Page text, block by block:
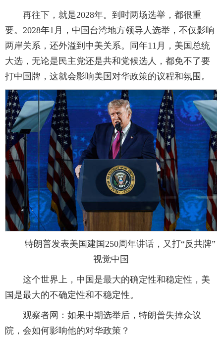
再往下，就是2028年。到时两场选举，都很重
要。2028年1月，中国台湾地方领导人选举，不仅影响
两岸关系，还外溢到中美关系。同年11月，美国总统
大选，无论是民主党还是共和党候选人，都免不了要
打中国牌，这就会影响美国对华政策的议程和氛围。
特朗普发表美国建国250周年讲话，又打“反共牌”
视觉中国
这个世界上，中国是最大的确定性和稳定性，美
国是最大的不确定性和不稳定性。
观察者网：如果中期选举后，特朗普失掉众议
院，会如何影响他的对华政策？